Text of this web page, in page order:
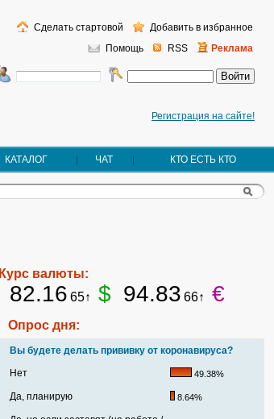
Регистрация на сайте!
Помощь RSS Реклама
Сделать стартовой Добавить в избранное
КАТАЛОГ ЧАТ КТО ЕСТЬ КТО
Курс валюты:
82.16 65↑ $ 94.83 66↑ €
Опрос дня:
Вы будете делать прививку от коронавируса?
Нет
49.38%
Да, планирую 8.64%